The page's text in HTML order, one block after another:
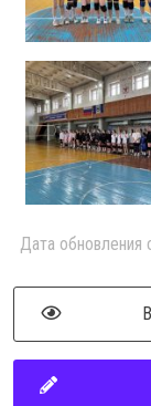
Дата обновления